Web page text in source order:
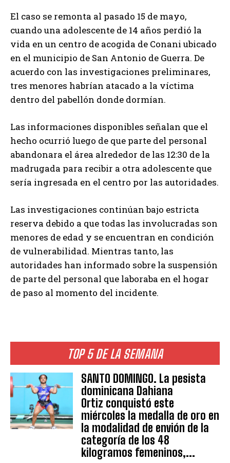
TOP 5 DE LA SEMANA
SANTO DOMINGO. La pesista
dominicana Dahiana
Ortiz conquistó este
miércoles la medalla de oro en
la modalidad de envión de la
categoría de los 48
kilogramos femeninos,...
El caso se remonta al pasado 15 de mayo,
cuando una adolescente de 14 años perdió la
vida en un centro de acogida de Conani ubicado
en el municipio de San Antonio de Guerra. De
acuerdo con las investigaciones preliminares,
tres menores habrían atacado a la víctima
dentro del pabellón donde dormían.
Las informaciones disponibles señalan que el
hecho ocurrió luego de que parte del personal
abandonara el área alrededor de las 12:30 de la
madrugada para recibir a otra adolescente que
sería ingresada en el centro por las autoridades.
Las investigaciones continúan bajo estricta
reserva debido a que todas las involucradas son
menores de edad y se encuentran en condición
de vulnerabilidad. Mientras tanto, las
autoridades han informado sobre la suspensión
de parte del personal que laboraba en el hogar
de paso al momento del incidente.